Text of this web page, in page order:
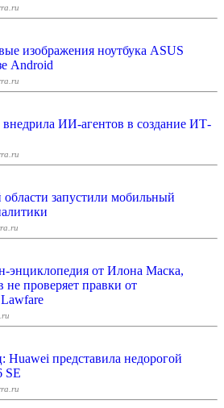
изображения ноутбука ASUS
Android
ИИ-агентов в создание ИТ-
запустили мобильный
энциклопедия от Илона Маска,
не проверяет правки от
Huawei представила недорогой
SE